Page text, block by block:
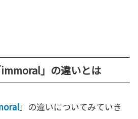
」の違いとは
」の違いについてみていき